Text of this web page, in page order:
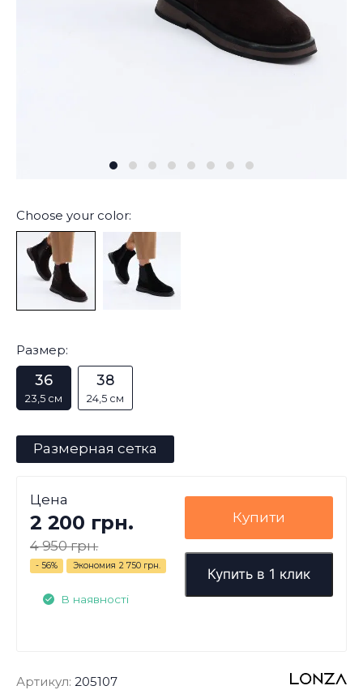
Choose your color:
Размер:
36
23,5 см
38
24,5 см
Размерная сетка
Цена
2 200 грн.
4 950 грн.
- 56% Экономия 2 750 грн.
В наявності
Купити
Купить в 1 клик
Артикул: 205107